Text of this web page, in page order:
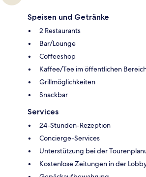
Speisen und Getränke
2 Restaurants
Bar/Lounge
Coffeeshop
Kaffee/Tee im öffentlichen
Grillmöglichkeiten
Snackbar
Services
24-Stunden-Rezeption
Concierge-Services
Unterstützung bei der
Kostenlose Zeitungen in der